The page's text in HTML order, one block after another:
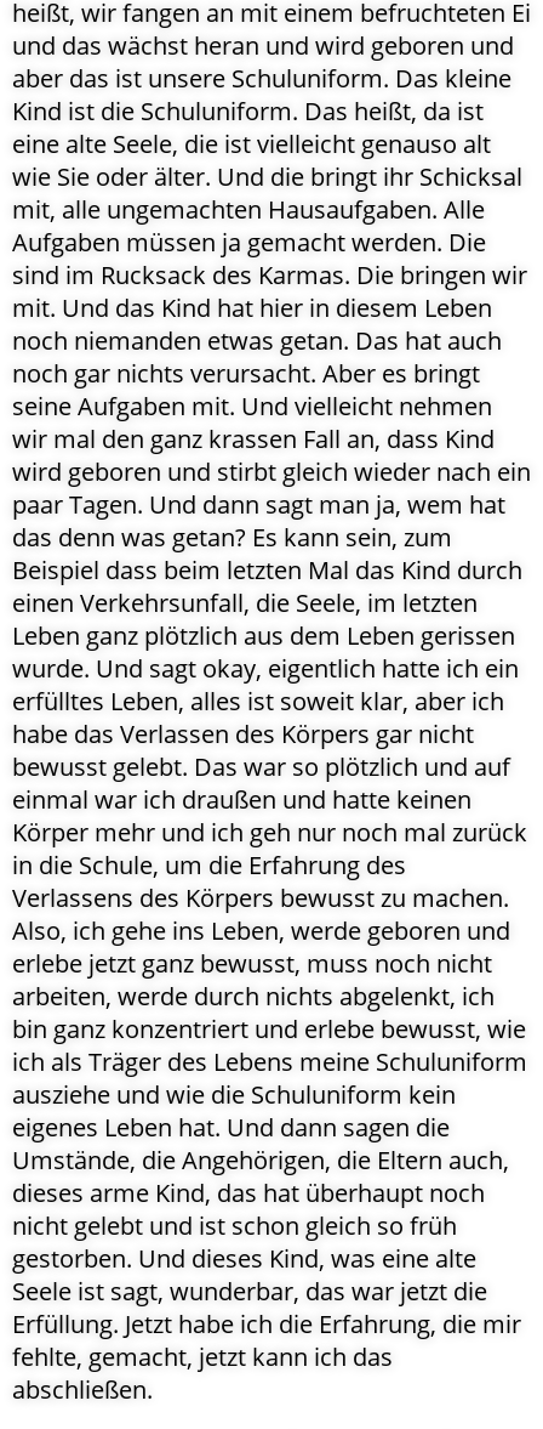
heißt, wir fangen an mit einem befruchteten Ei
und das wächst heran und wird geboren und
aber das ist unsere Schuluniform. Das kleine
Kind ist die Schuluniform. Das heißt, da ist
eine alte Seele, die ist vielleicht genauso alt
wie Sie oder älter. Und die bringt ihr Schicksal
mit, alle ungemachten Hausaufgaben. Alle
Aufgaben müssen ja gemacht werden. Die
sind im Rucksack des Karmas. Die bringen wir
mit. Und das Kind hat hier in diesem Leben
noch niemanden etwas getan. Das hat auch
noch gar nichts verursacht. Aber es bringt
seine Aufgaben mit. Und vielleicht nehmen
wir mal den ganz krassen Fall an, dass Kind
wird geboren und stirbt gleich wieder nach ein
paar Tagen. Und dann sagt man ja, wem hat
das denn was getan? Es kann sein, zum
Beispiel dass beim letzten Mal das Kind durch
einen Verkehrsunfall, die Seele, im letzten
Leben ganz plötzlich aus dem Leben gerissen
wurde. Und sagt okay, eigentlich hatte ich ein
erfülltes Leben, alles ist soweit klar, aber ich
habe das Verlassen des Körpers gar nicht
bewusst gelebt. Das war so plötzlich und auf
einmal war ich draußen und hatte keinen
Körper mehr und ich geh nur noch mal zurück
in die Schule, um die Erfahrung des
Verlassens des Körpers bewusst zu machen.
Also, ich gehe ins Leben, werde geboren und
erlebe jetzt ganz bewusst, muss noch nicht
arbeiten, werde durch nichts abgelenkt, ich
bin ganz konzentriert und erlebe bewusst, wie
ich als Träger des Lebens meine Schuluniform
ausziehe und wie die Schuluniform kein
eigenes Leben hat. Und dann sagen die
Umstände, die Angehörigen, die Eltern auch,
dieses arme Kind, das hat überhaupt noch
nicht gelebt und ist schon gleich so früh
gestorben. Und dieses Kind, was eine alte
Seele ist sagt, wunderbar, das war jetzt die
Erfüllung. Jetzt habe ich die Erfahrung, die mir
fehlte, gemacht, jetzt kann ich das
abschließen.